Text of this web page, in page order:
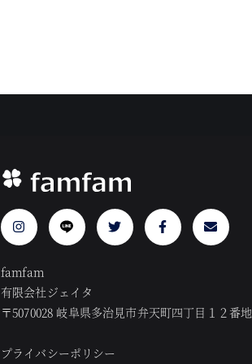
famfam
有限会社ジェイタ
〒5070028 岐阜県多治見市弁天町四丁目１２番地
プライバシーポリシー